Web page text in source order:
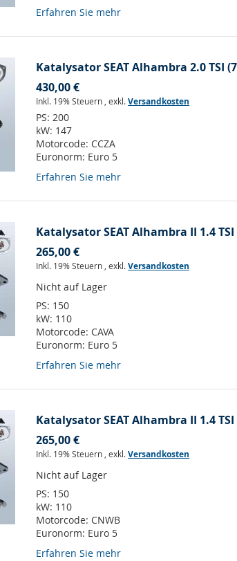
Erfahren Sie mehr
Katalysator SEAT Alhambra 2.0 TSI
430,00 €
Inkl. 19% Steuern ,exkl.Versandkosten
PS:200
kW: 147
Motorcode: CCZA
Euronorm: Euro 5
Erfahren Sie mehr
Katalysator SEAT Alhambra II 1.4 TSI
265,00 €
Inkl. 19% Steuern ,exkl.Versandkosten
Nicht auf Lager
PS: 150
kW: 110
Motorcode: CAVA
Euronorm: Euro 5
Erfahren Sie mehr
Katalysator SEAT Alhambra II 1.4 TSI
265,00 €
Inkl. 19% Steuern ,exkl.Versandkosten
Nicht auf Lager
PS: 150
kW: 110
Motorcode: CNWB
Euronorm: Euro 5
Erfahren Sie mehr